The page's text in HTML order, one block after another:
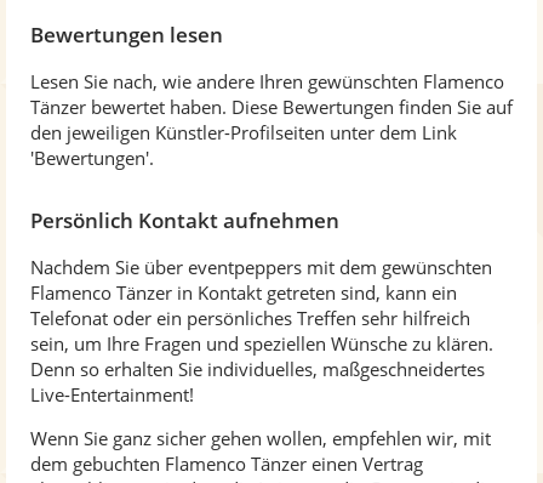
Bewertungen lesen
Lesen Sie nach, wie andere Ihren gewünschten Flamenco
Tänzer bewertet haben. Diese Bewertungen finden Sie auf
den jeweiligen Künstler-Profilseiten unter dem Link
'Bewertungen'.
Persönlich Kontakt aufnehmen
Nachdem Sie über eventpeppers mit dem gewünschten
Flamenco Tänzer in Kontakt getreten sind, kann ein
Telefonat oder ein persönliches Treffen sehr hilfreich
sein, um Ihre Fragen und speziellen Wünsche zu klären.
Denn so erhalten Sie individuelles, maßgeschneidertes
Live-Entertainment!
Wenn Sie ganz sicher gehen wollen, empfehlen wir, mit
dem gebuchten Flamenco Tänzer einen Vertrag